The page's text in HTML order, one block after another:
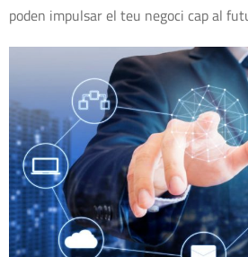
poden impulsar el teu negoci cap al